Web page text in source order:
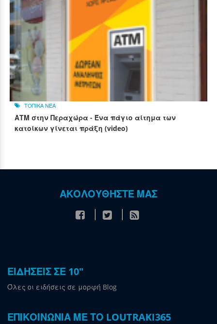
ΤΟΠΙΚΑ ΝΕΑ
ΑΤΜ στην Περαχώρα - Ένα πάγιο αίτημα των
κατοίκων γίνεται πράξη (video)
ΑΚΟΛΟΥΘΗΣΤΕ ΜΑΣ
ΕΙΔΗΣΕΙΣ ΣΕ 10"
Όλες οι ειδήσεις σε μορφή Blog
ΕΠΙΚΟΙΝΩΝΙΑ ΜΕ ΤΟ LOUTRAKI365